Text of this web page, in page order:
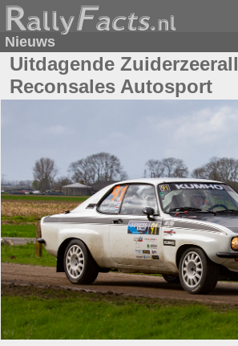
Nieuws
Uitdagende
Reconsales Autosport